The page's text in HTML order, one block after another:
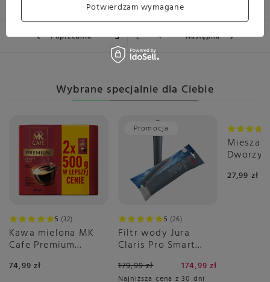
Poprzednia z 4 Następna
Wybrane specjalnie dla Ciebie
5 32
Kawa mielona MK
Cafe Premium
74,99 zł
Promocja
5 26
Filtr wody Jura
Claris Pro Smart
179,99 zł 174,99 zł
Najniższa cena z 30 dni
27,99 zł
Potwierdzam wymagane